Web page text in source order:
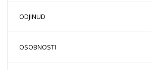
ODJINUD
OSOBNOSTI